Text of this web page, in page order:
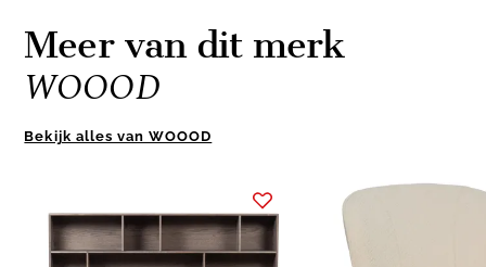
Meer van dit merk
WOOOD
Bekijk alles van WOOOD